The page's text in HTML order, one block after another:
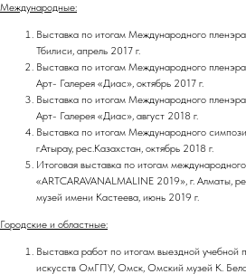
Международные:
Выставка по итогам Международного
Тбилиси, апрель 2017 г.
Выставка по итогам Международного
Арт- Галерея «Диас», октябрь 2017 г.
Выставка по итогам Международного
Арт- Галерея «Диас», август 2018 г.
Выставка по итогам Международного
г.Атырау, рес.Казахстан, октябрь 2018 г.
Итоговая выставка по итогам
«ARTCARAVANALMALINE 2019», г. Алматы,
музей имени Кастеева, июнь 2019 г.
Городские и областные:
Выставка работ по итогам выездной учебной
искусств ОмГПУ, Омск, Омский музей К.